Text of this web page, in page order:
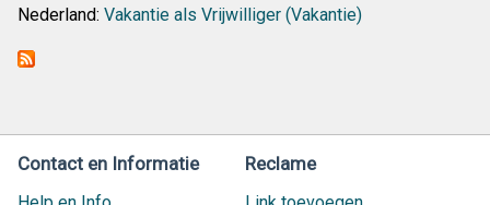
Nederland: Vakantie als Vrijwilliger (Vakantie)
Contact en Informatie Reclame